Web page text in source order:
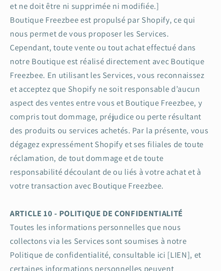
et ne doit être ni supprimée ni modifiée.]
Boutique Freezbee est propulsé par Shopify, ce qui
nous permet de vous proposer les Services.
Cependant, toute vente ou tout achat effectué dans
notre Boutique est réalisé directement avec Boutique
Freezbee. En utilisant les Services, vous reconnaissez
et acceptez que Shopify ne soit responsable d’aucun
aspect des ventes entre vous et Boutique Freezbee, y
compris tout dommage, préjudice ou perte résultant
des produits ou services achetés. Par la présente, vous
dégagez expressément Shopify et ses filiales de toute
réclamation, de tout dommage et de toute
responsabilité découlant de ou liés à votre achat et à
votre transaction avec Boutique Freezbee.
ARTICLE 10 - POLITIQUE DE CONFIDENTIALITÉ
Toutes les informations personnelles que nous
collectons via les Services sont soumises à notre
Politique de confidentialité, consultable ici [LIEN], et
certaines informations personnelles peuvent